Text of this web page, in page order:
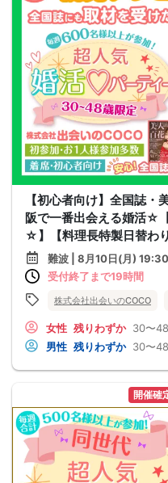
【初心者向け】全国誌・
阪で一番出会える婚活☆
☆】【料理長特製日替わり
難波 | 8月10日(月)
受付終了まで19時間
株式会社出会いのCOCO
女性 残りわずか 30〜
男性 残りわずか 30〜
開催確